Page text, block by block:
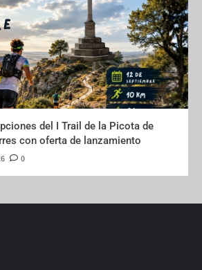
del I Trail de la Picota de
con oferta de lanzamiento
0